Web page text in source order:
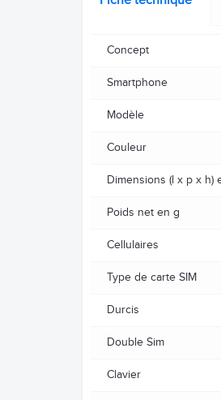
Concept
Smartphone
Modèle
Couleur
Dimensions (l x p x h)
Poids net en g
Cellulaires
Type de carte SIM
Durcis
Double Sim
Clavier